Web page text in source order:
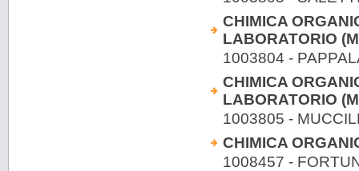
CHIMICA
LABORATORIO
1003804 -
CHIMICA
LABORATORIO
1003805 -
CHIMICA
1008457 -